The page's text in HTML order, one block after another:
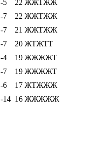
-5 22 ЖЖТЖЖ
-7 22 ЖЖТЖЖ
-7 21 ЖЖТЖЖ
-7 20 ЖТЖТТ
-4 19 ЖЖЖЖТ
-7 19 ЖЖЖЖТ
-6 17 ЖТЖЖЖ
-14 16 ЖЖЖЖЖ